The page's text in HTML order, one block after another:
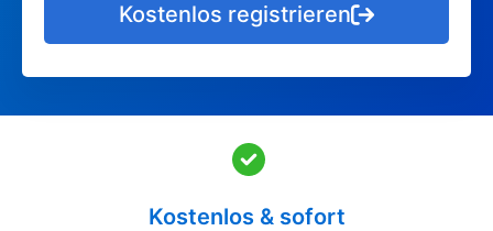
Kostenlos registrieren
Kostenlos & sofort